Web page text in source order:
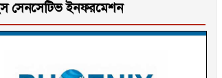
সেনসেটিভ ইনফরমেশন